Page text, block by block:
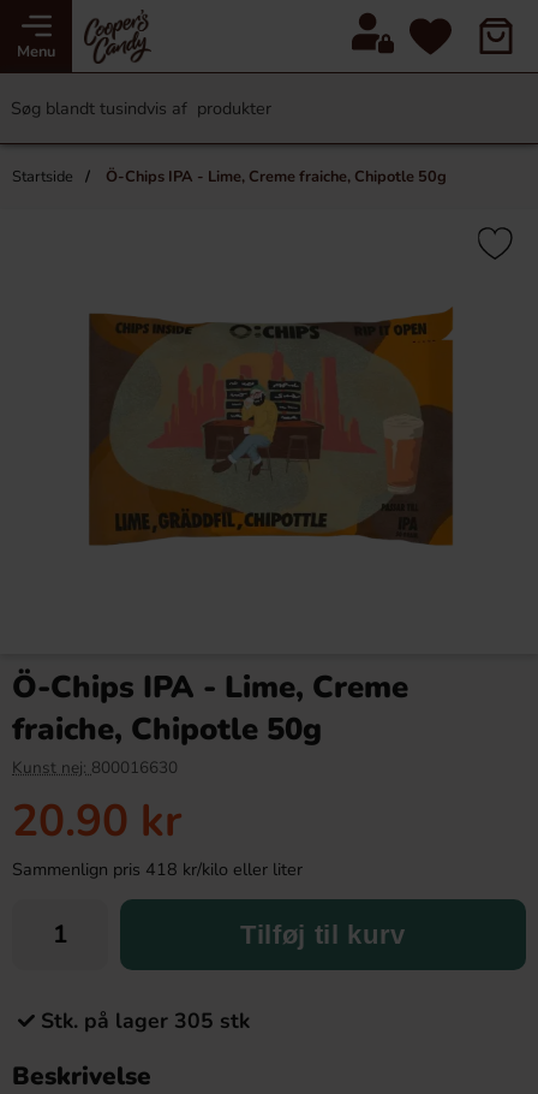
Menu
Startside Ö-Chips IPA - Lime, Creme fraiche, Chipotle 50g
Ö-Chips IPA - Lime, Creme
fraiche, Chipotle 50g
Kunst nej: 800016630
20.90 kr
Sammenlign pris 418 kr/kilo eller liter
Tilføj til kurv
Stk. på lager 305 stk
Beskrivelse